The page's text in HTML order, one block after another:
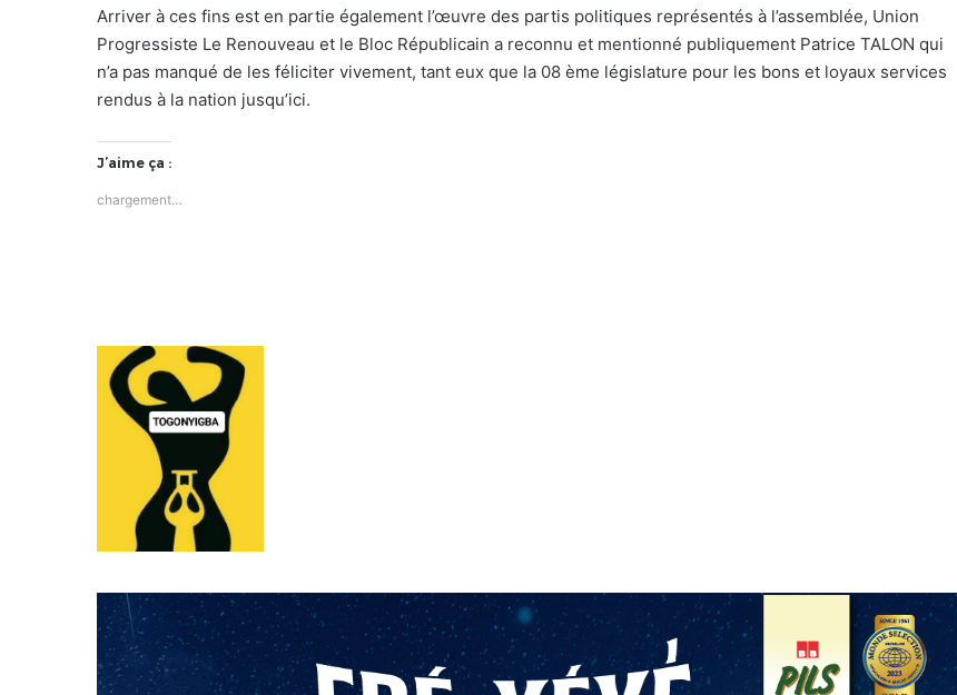
Arriver à ces fins est en partie également l’œuvre des partis politiques représentés à l’assemblée, Union
Progressiste Le Renouveau et le Bloc Républicain a reconnu et mentionné publiquement Patrice TALON qui
n’a pas manqué de les féliciter vivement, tant eux que la 08 ème législature pour les bons et loyaux services
rendus à la nation jusqu’ici.
J’aime ça :
chargement…